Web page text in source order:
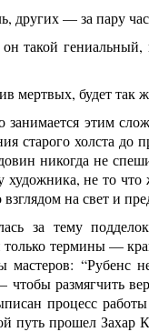
других — за пару
такой
мертвых, будет так
этим
старого холста до
никогда не
художника, не то
на свет и
за тему
только термины —
мастеров: “Рубенс
чтобы размягчить
процесс
путь прошел Захар